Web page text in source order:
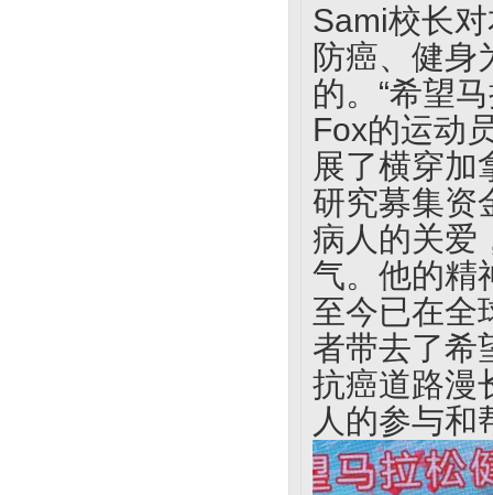
Sami校长
防癌、健身
的。“希望
Fox的运动
展了横穿加
研究募集资
病人的关爱
气。他的精
至今已在全
者带去了希
抗癌道路漫
人的参与和